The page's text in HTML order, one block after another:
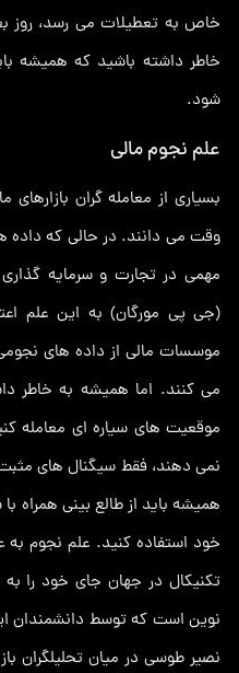
خاص به تعطیلات می رسد، روز
شود.
علم نجوم مالی
بسیاری از معامله گران
وقت می دانند. در حالی که
مهمی در تجارت و سرمایه گذاری
(جی پی مورگان) به این علم
موسسات مالی از داده های
می کنند. اما همیشه به خاطر
موقعیت های سیاره ای معامله
نمی دهند، فقط سیگنال های
همیشه باید از طالع بینی همراه
خود استفاده کنید. علم نجوم به
تکنیکال در جهان جای خود را
نوین است که توسط دانشمندان
نصیر طوسی در میان تحلیلگران